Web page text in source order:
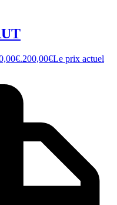
200,00€Le prix actuel